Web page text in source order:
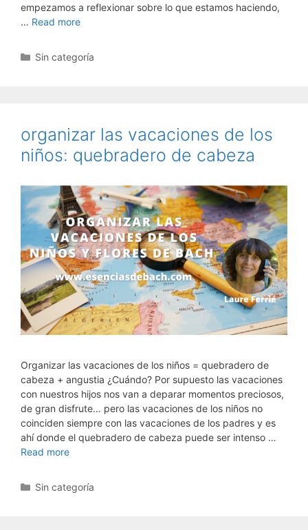
empezamos a reflexionar sobre lo que estamos haciendo,
… Read more
Categorías
Sin categoría
organizar las vacaciones de los
niños: quebradero de cabeza
Organizar las vacaciones de los niños = quebradero de
cabeza + angustia ¿Cuándo? Por supuesto las vacaciones
con nuestros hijos nos van a deparar momentos preciosos,
de gran disfrute… pero las vacaciones de los niños no
coinciden siempre con las vacaciones de los padres y es
ahí donde el quebradero de cabeza puede ser intenso …
Read more
Categorías
Sin categoría